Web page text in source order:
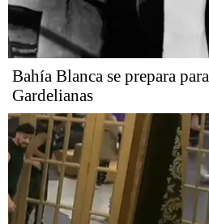
Bahía Blanca se prepara
Gardelianas